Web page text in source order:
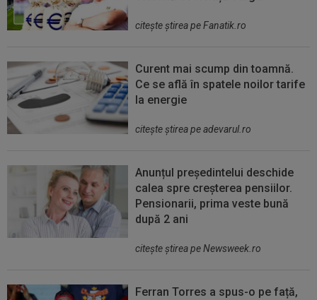
citeşte ştirea pe Fanatik.ro
Curent mai scump din toamnă.
Ce se află în spatele noilor tarife
la energie
citeşte ştirea pe adevarul.ro
Anunțul președintelui deschide
calea spre creșterea pensiilor.
Pensionarii, prima veste bună
după 2 ani
citeşte ştirea pe Newsweek.ro
Ferran Torres a spus-o pe față,